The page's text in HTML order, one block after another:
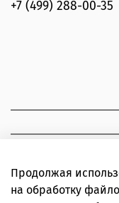
+7 (499) 288-00-35
Продолжая
на обработку